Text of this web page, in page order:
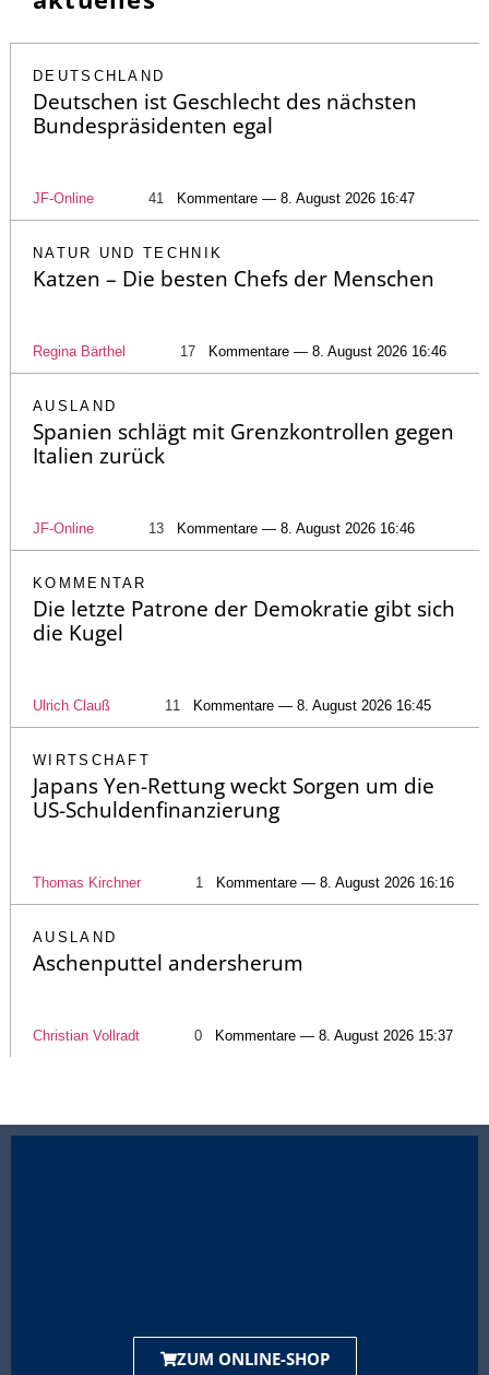
DEUTSCHLAND
Deutschen ist Geschlecht des nächsten
Bundespräsidenten egal
JF-Online 41 Kommentare — 8. August 2026 16:47
NATUR UND TECHNIK
Katzen – Die besten Chefs der Menschen
Regina Bärthel 17 Kommentare — 8. August 2026 16:46
AUSLAND
Spanien schlägt mit Grenzkontrollen gegen
Italien zurück
JF-Online 13 Kommentare — 8. August 2026 16:46
KOMMENTAR
Die letzte Patrone der Demokratie gibt sich
die Kugel
Ulrich Clauß 11 Kommentare — 8. August 2026 16:45
WIRTSCHAFT
Japans Yen-Rettung weckt Sorgen um die
US-Schuldenfinanzierung
Thomas Kirchner 1 Kommentare — 8. August 2026 16:16
AUSLAND
Aschenputtel andersherum
Christian Vollradt 0 Kommentare — 8. August 2026 15:37
ZUM ONLINE-SHOP